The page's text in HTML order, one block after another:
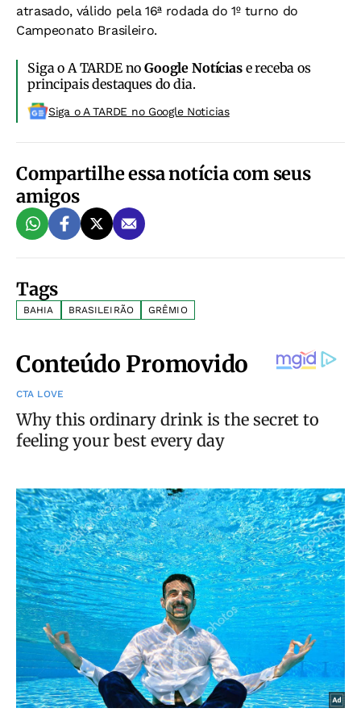
atrasado, válido pela 16ª rodada do 1º turno do
Campeonato Brasileiro.
Siga o A TARDE noGoogle Notíciase receba os
principais destaques do dia.
Siga o A TARDE no Google Noticias
Compartilhe essa notícia com seus
amigos
Tags
BAHIA BRASILEIRÃO GRÊMIO